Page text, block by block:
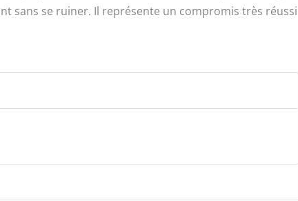
sans se ruiner. Il représente un compromis très réussi